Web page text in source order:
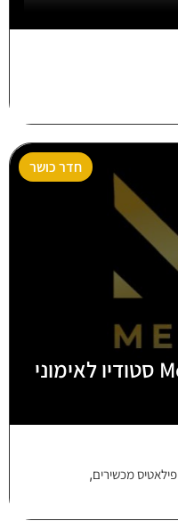
חדר כושר
Meity's-Fitness Room סטודיו לאימוני
פילאטיס מכשירים,